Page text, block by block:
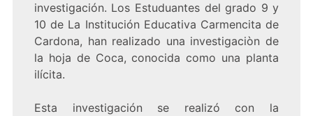
investigación. Los Estuduantes del grado 9 y
10 de La Institución Educativa Carmencita de
Cardona, han realizado una investigaciòn de
la hoja de Coca, conocida como una planta
ilícita.
Esta investigación se realizó con la